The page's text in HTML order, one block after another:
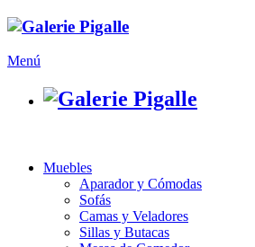
Menú
Muebles
Aparador y Cómodas
Sofás
Camas y Veladores
Sillas y Butacas